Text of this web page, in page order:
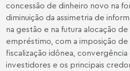
concessão de dinheiro novo na
diminuição da assimetria de
na gestão e na futura alocação
empréstimo, com a imposição
fiscalização idônea,
investidores e os principais